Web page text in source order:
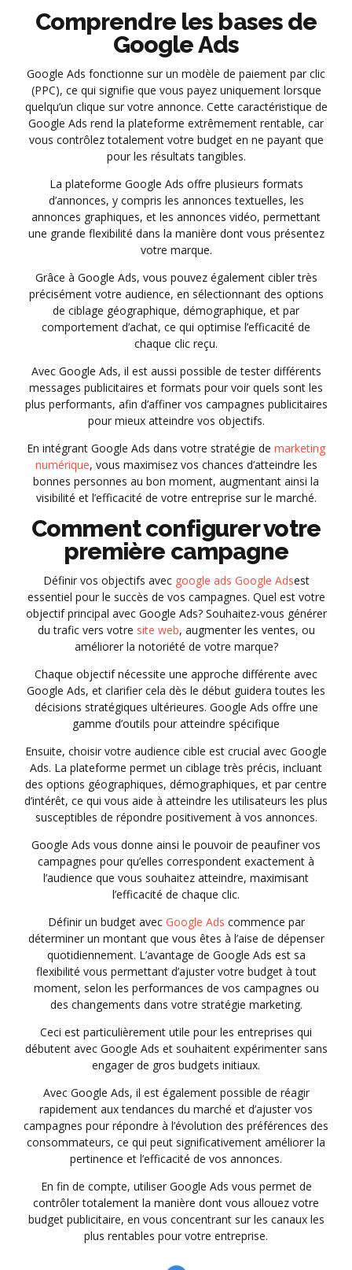
Comprendre les bases de
Google Ads
Google Ads fonctionne sur un modèle de paiement par clic
(PPC), ce qui signifie que vous payez uniquement lorsque
quelqu’un clique sur votre annonce. Cette caractéristique de
Google Ads rend la plateforme extrêmement rentable, car
vous contrôlez totalement votre budget en ne payant que
pour les résultats tangibles.
La plateforme Google Ads offre plusieurs formats
d’annonces, y compris les annonces textuelles, les
annonces graphiques, et les annonces vidéo, permettant
une grande flexibilité dans la manière dont vous présentez
votre marque.
Grâce à Google Ads, vous pouvez également cibler très
précisément votre audience, en sélectionnant des options
de ciblage géographique, démographique, et par
comportement d’achat, ce qui optimise l’efficacité de
chaque clic reçu.
Avec Google Ads, il est aussi possible de tester différents
messages publicitaires et formats pour voir quels sont les
plus performants, afin d’affiner vos campagnes publicitaires
pour mieux atteindre vos objectifs.
En intégrant Google Ads dans votre stratégie de marketing
numérique, vous maximisez vos chances d’atteindre les
bonnes personnes au bon moment, augmentant ainsi la
visibilité et l’efficacité de votre entreprise sur le marché.
Comment configurer votre
première campagne
Définir vos objectifs avec google ads Google Adsest
essentiel pour le succès de vos campagnes. Quel est votre
objectif principal avec Google Ads? Souhaitez-vous générer
du trafic vers votre site web, augmenter les ventes, ou
améliorer la notoriété de votre marque?
Chaque objectif nécessite une approche différente avec
Google Ads, et clarifier cela dès le début guidera toutes les
décisions stratégiques ultérieures. Google Ads offre une
gamme d’outils pour atteindre spécifique
Ensuite, choisir votre audience cible est crucial avec Google
Ads. La plateforme permet un ciblage très précis, incluant
des options géographiques, démographiques, et par centre
d’intérêt, ce qui vous aide à atteindre les utilisateurs les plus
susceptibles de répondre positivement à vos annonces.
Google Ads vous donne ainsi le pouvoir de peaufiner vos
campagnes pour qu’elles correspondent exactement à
l’audience que vous souhaitez atteindre, maximisant
l’efficacité de chaque clic.
Définir un budget avec Google Ads commence par
déterminer un montant que vous êtes à l’aise de dépenser
quotidiennement. L’avantage de Google Ads est sa
flexibilité vous permettant d’ajuster votre budget à tout
moment, selon les performances de vos campagnes ou
des changements dans votre stratégie marketing.
Ceci est particulièrement utile pour les entreprises qui
débutent avec Google Ads et souhaitent expérimenter sans
engager de gros budgets initiaux.
Avec Google Ads, il est également possible de réagir
rapidement aux tendances du marché et d’ajuster vos
campagnes pour répondre à l’évolution des préférences des
consommateurs, ce qui peut significativement améliorer la
pertinence et l’efficacité de vos annonces.
En fin de compte, utiliser Google Ads vous permet de
contrôler totalement la manière dont vous allouez votre
budget publicitaire, en vous concentrant sur les canaux les
plus rentables pour votre entreprise.